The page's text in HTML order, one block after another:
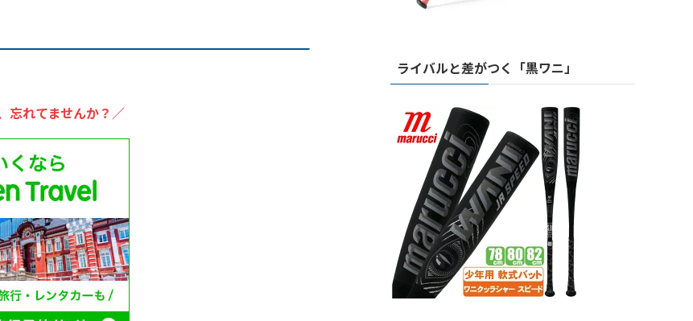
忘れてませんか？／
ライバルと差がつく「黒ワニ」